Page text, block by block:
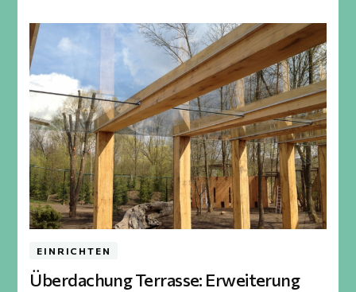
EINRICHTEN
Überdachung Terrasse: Erweiterung